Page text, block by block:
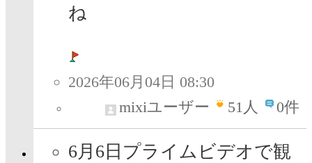
ね
2026年06月04日 08:30
mixiユーザー
51人 0件
6月6日プライムビデオで観